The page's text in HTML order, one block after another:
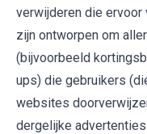
verwijderen die
zijn ontworpen om
(bijvoorbeeld
ups) die gebruikers
websites
dergelijke